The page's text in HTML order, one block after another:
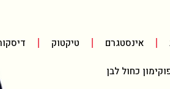
אינסטגרם טיקטוק
כחול לבן